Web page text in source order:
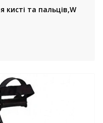
кисті та пальців,W